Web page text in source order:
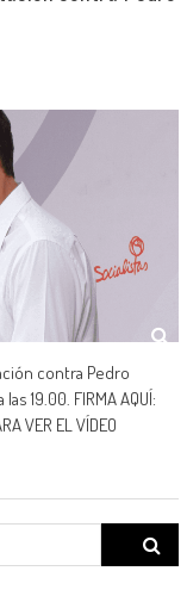
contra Pedro
19.00. FIRMA AQUÍ:
VER EL VÍDEO
Search
for: